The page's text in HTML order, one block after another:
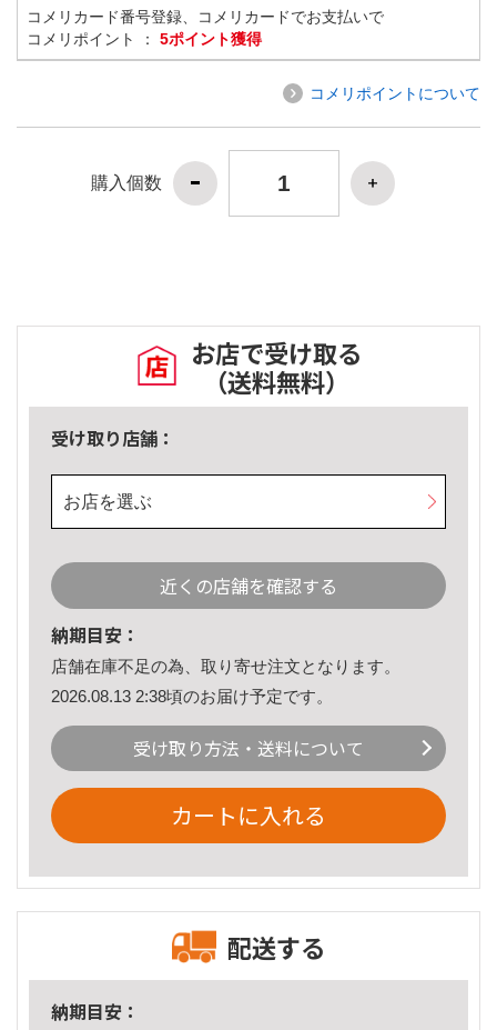
コメリカード番号登録、コメリカードでお支払いで
コメリポイント ： 5ポイント獲得
コメリポイントについて
購入個数
お店で受け取る
（送料無料）
受け取り店舗：
お店を選ぶ
近くの店舗を確認する
納期目安：
店舗在庫不足の為、取り寄せ注文となります。
2026.08.13 2:38頃のお届け予定です。
受け取り方法・送料について
カートに入れる
配送する
納期目安：